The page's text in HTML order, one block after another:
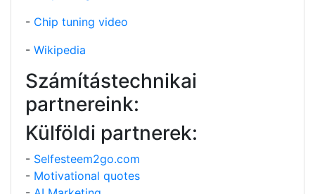
- Chip tuning video
- Wikipedia
Számítástechnikai
partnereink:
Külföldi partnerek:
- Selfesteem2go.com
- Motivational quotes